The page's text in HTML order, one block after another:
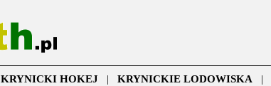
KRYNICKI HOKEJ | KRYNICKIE LODOWISKA |